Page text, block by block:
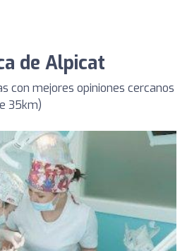
de Alpicat
con mejores opiniones cercanos
35km)